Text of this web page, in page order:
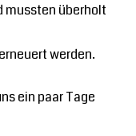
mussten überholt
werden.
ein paar Tage